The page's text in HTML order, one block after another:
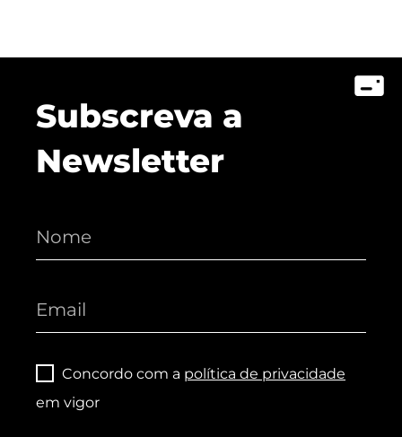
Subscreva a
Newsletter
Concordo com a política de privacidade
em vigor